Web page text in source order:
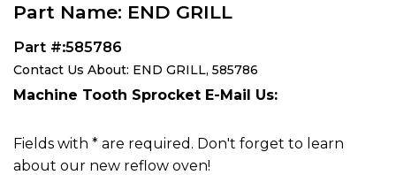
Part Name: END GRILL
Part #:585786
Contact Us About: END GRILL, 585786
Machine Tooth Sprocket E-Mail Us:
Fields with * are required. Don't forget to learn
about our new reflow oven!